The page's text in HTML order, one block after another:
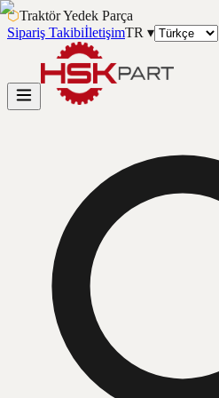
⬡Traktör Yedek Parça
Sipariş TakibiİletişimTR ▾